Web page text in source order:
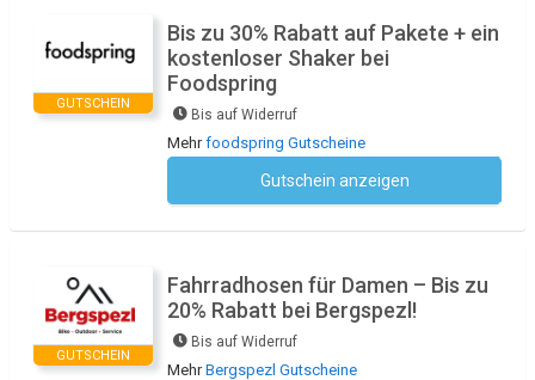
GUTSCHEIN
Bis zu 30% Rabatt auf Pakete + ein
kostenloser Shaker bei
Foodspring
Bis auf Widerruf
Mehrfoodspring Gutscheine
Gutschein anzeigen
GUTSCHEIN
Fahrradhosen für Damen – Bis zu
20% Rabatt bei Bergspezl!
Bis auf Widerruf
MehrBergspezl Gutscheine